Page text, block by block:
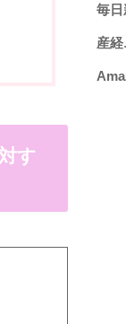
す
毎日
産